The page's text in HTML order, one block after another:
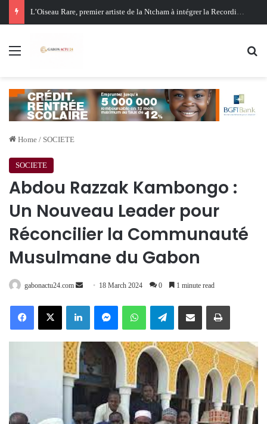
Oligui Nguema au Ghana : Libreville mise sur Accra pour renforcer sa stratégie diplomatique et économique
Menu
Home / SOCIETE
SOCIETE
Abdou Razzak Kambongo :
Un Nouveau Leader pour
Réconcilier la Communauté
Musulmane du Gabon
gabonactu24.com
Send 18 March 2024 0 1 minute read
FacebookX LinkedInMessengerWhatsAppTelegramShare via Email Print